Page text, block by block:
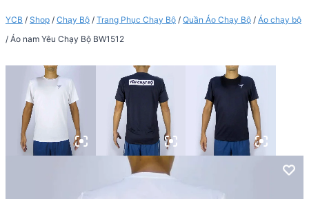
YCB / Shop / Chạy Bộ / Trang Phục Chạy Bộ / Quần Áo Chạy Bộ / Áo chạy bộ
/ Áo nam Yêu Chạy Bộ BW1512